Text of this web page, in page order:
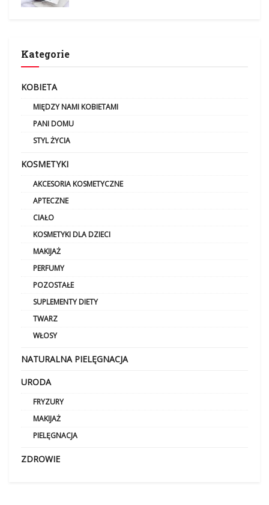
Kategorie
KOBIETA
MIĘDZY NAMI KOBIETAMI
PANI DOMU
STYL ŻYCIA
KOSMETYKI
AKCESORIA KOSMETYCZNE
APTECZNE
CIAŁO
KOSMETYKI DLA DZIECI
MAKIJAŻ
PERFUMY
POZOSTAŁE
SUPLEMENTY DIETY
TWARZ
WŁOSY
NATURALNA PIELĘGNACJA
URODA
FRYZURY
MAKIJAŻ
PIELĘGNACJA
ZDROWIE